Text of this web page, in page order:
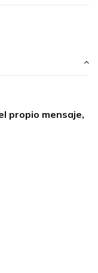
propio mensaje,